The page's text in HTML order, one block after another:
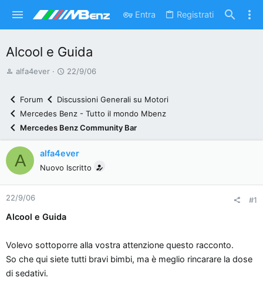
Entra Registrati
Alcool e Guida
A
d
i
s
c
u
n
e
alfa4ever
D
t
z
22/9/06
Forum
Discussioni Generali su Motori
Mercedes Benz - Tutto il mondo Mbenz
Mercedes Benz Community Bar
A alfa4ever
Nuovo Iscritto
22/9/06 #1
Alcool e Guida
Volevo sottoporre alla vostra attenzione questo racconto.
So che qui siete tutti bravi bimbi, ma è meglio rincarare la dose
di sedativi.